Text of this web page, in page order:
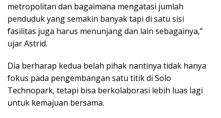
metropolitan dan bagaimana mengatasi jumlah
penduduk yang semakin banyak tapi di satu sisi
fasilitas juga harus menunjang dan lain sebagainya,”
ujar Astrid.
Dia berharap kedua belah pihak nantinya ‎tidak hanya
fokus pada pengembangan satu titik di Solo
Technopark, tetapi bisa berkolaborasi lebih luas lagi
untuk kemajuan bersama.